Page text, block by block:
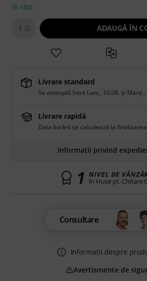
în stoc
1 ADAUGĂ ÎN
Livrare standard
Se așteaptă între Luni., 10.08. și Marți.,
Livrare rapidă
Data livrării se calculează la
Informații privind
1 NIVEL DE
în Huse pt. Chitare
Consultare
Informații despre
Avertismente de